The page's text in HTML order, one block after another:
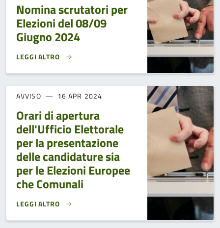
Nomina scrutatori per
Elezioni del 08/09
Giugno 2024
LEGGI ALTRO
NOMINA SCRUTATORI PER ELEZIONI DEL 08/09 GIUGNO
AVVISO 16 APR 2024
Orari di apertura
dell'Ufficio Elettorale
per la presentazione
delle candidature sia
per le Elezioni Europee
che Comunali
LEGGI ALTRO
ORARI DI APERTURA DELL'UFFICIO ELETTORALE PER LA